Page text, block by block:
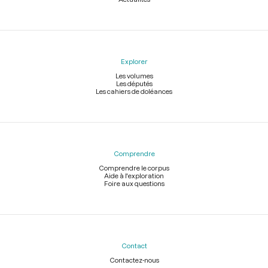
Explorer
Les volumes
Les députés
Les cahiers de doléances
Comprendre
Comprendre le corpus
Aide à l'exploration
Foire aux questions
Contact
Contactez-nous